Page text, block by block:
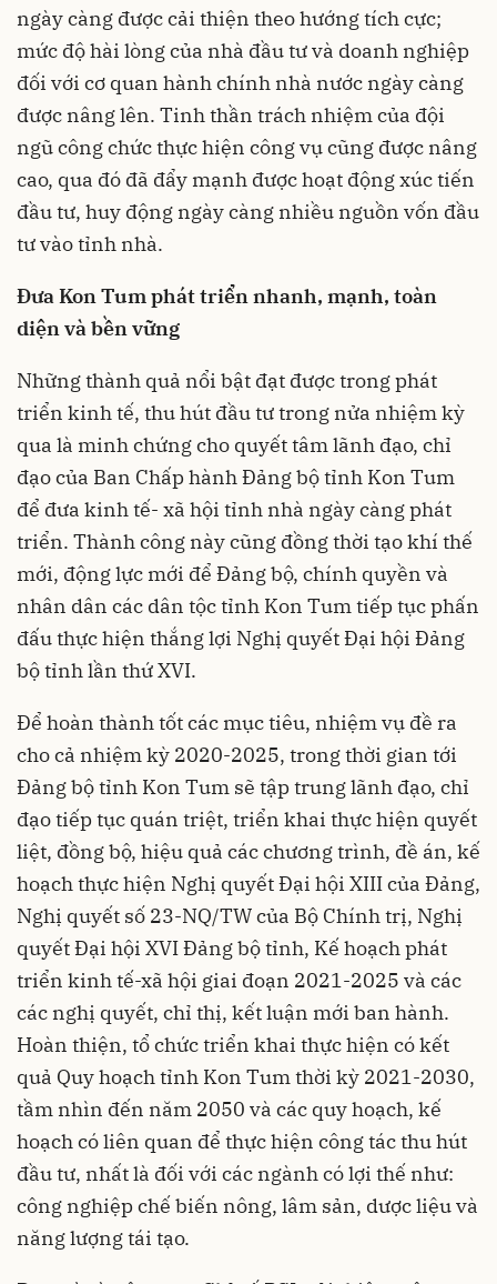
ngày càng được cải thiện theo hướng tích cực;
mức độ hài lòng của nhà đầu tư và doanh nghiệp
đối với cơ quan hành chính nhà nước ngày càng
được nâng lên. Tinh thần trách nhiệm của đội
ngũ công chức thực hiện công vụ cũng được nâng
cao, qua đó đã đẩy mạnh được hoạt động xúc tiến
đầu tư, huy động ngày càng nhiều nguồn vốn đầu
tư vào tỉnh nhà.
Đưa Kon Tum phát triển nhanh, mạnh, toàn
diện và bền vững
Những thành quả nổi bật đạt được trong phát
triển kinh tế, thu hút đầu tư trong nửa nhiệm kỳ
qua là minh chứng cho quyết tâm lãnh đạo, chỉ
đạo của Ban Chấp hành Đảng bộ tỉnh Kon Tum
để đưa kinh tế- xã hội tỉnh nhà ngày càng phát
triển. Thành công này cũng đồng thời tạo khí thế
mới, động lực mới để Đảng bộ, chính quyền và
nhân dân các dân tộc tỉnh Kon Tum tiếp tục phấn
đấu thực hiện thắng lợi Nghị quyết Đại hội Đảng
bộ tỉnh lần thứ XVI.
Để hoàn thành tốt các mục tiêu, nhiệm vụ đề ra
cho cả nhiệm kỳ 2020-2025, trong thời gian tới
Đảng bộ tỉnh Kon Tum sẽ tập trung lãnh đạo, chỉ
đạo tiếp tục quán triệt, triển khai thực hiện quyết
liệt, đồng bộ, hiệu quả các chương trình, đề án, kế
hoạch thực hiện Nghị quyết Đại hội XIII của Đảng,
Nghị quyết số 23-NQ/TW của Bộ Chính trị, Nghị
quyết Đại hội XVI Đảng bộ tỉnh, Kế hoạch phát
triển kinh tế-xã hội giai đoạn 2021-2025 và các
các nghị quyết, chỉ thị, kết luận mới ban hành.
Hoàn thiện, tổ chức triển khai thực hiện có kết
quả Quy hoạch tỉnh Kon Tum thời kỳ 2021-2030,
tầm nhìn đến năm 2050 và các quy hoạch, kế
hoạch có liên quan để thực hiện công tác thu hút
đầu tư, nhất là đối với các ngành có lợi thế như:
công nghiệp chế biến nông, lâm sản, dược liệu và
năng lượng tái tạo.